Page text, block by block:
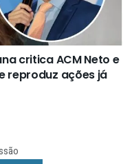
critica ACM Neto e
reproduz ações já